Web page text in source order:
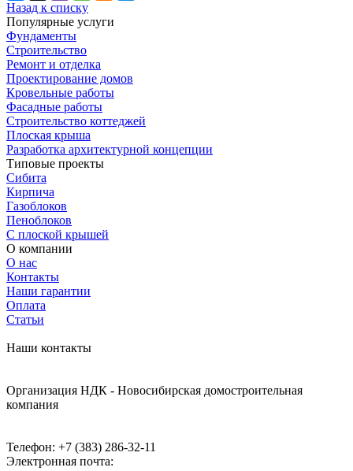
Назад к списку
Популярные услуги
Фундаменты
Строительство
Ремонт и отделка
Проектирование домов
Кровельные работы
Фасадные работы
Строительство коттеджей
Плоская крыша
Разработка архитектурной концепции
Типовые проекты
Сибита
Кирпича
Газоблоков
Пеноблоков
С плоской крышей
О компании
О нас
Контакты
Наши гарантии
Оплата
Статьи
Наши контакты
Организация НДК - Новосибирская домостроительная
компания
Телефон: +7 (383) 286-32-11
Электронная почта: